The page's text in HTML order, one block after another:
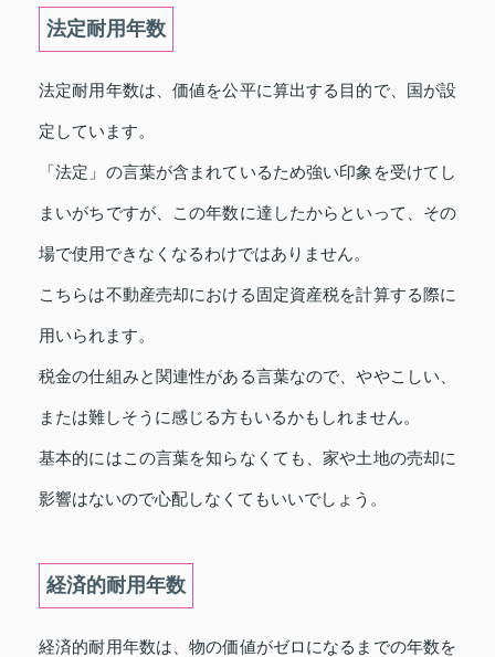
法定耐用年数
法定耐用年数は、価値を公平に算出する目的で、国が設
定しています。
「法定」の言葉が含まれているため強い印象を受けてし
まいがちですが、この年数に達したからといって、その
場で使用できなくなるわけではありません。
こちらは不動産売却における固定資産税を計算する際に
用いられます。
税金の仕組みと関連性がある言葉なので、ややこしい、
または難しそうに感じる方もいるかもしれません。
基本的にはこの言葉を知らなくても、家や土地の売却に
影響はないので心配しなくてもいいでしょう。
経済的耐用年数
経済的耐用年数は、物の価値がゼロになるまでの年数を